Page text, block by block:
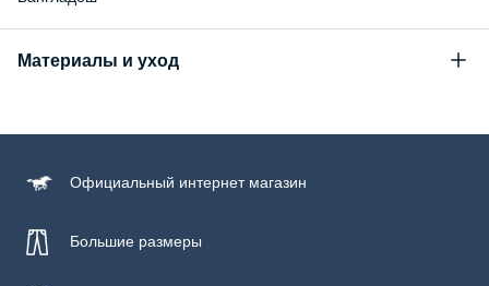
Материалы и уход
100% хлопок
Официальный интернет магазин
Большие размеры